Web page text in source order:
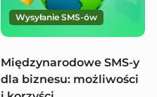
Wysyłanie SMS-ów
Międzynarodowe SMS-y
dla biznesu: możliwości